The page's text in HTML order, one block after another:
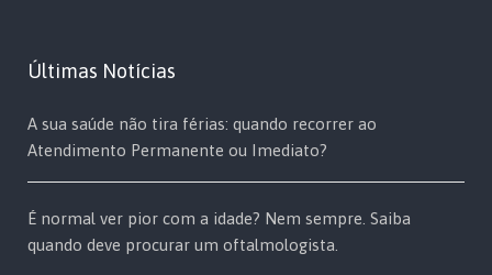
Últimas Notícias
A sua saúde não tira férias: quando recorrer ao
Atendimento Permanente ou Imediato?
É normal ver pior com a idade? Nem sempre. Saiba
quando deve procurar um oftalmologista.